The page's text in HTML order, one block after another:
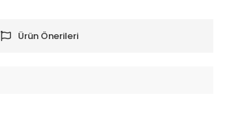
Ürün Önerileri